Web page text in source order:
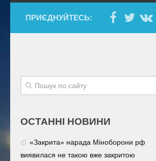
ПРИЄДНУЙТЕСЬ:
ОСТАННІ НОВИНИ
«Закрита» нарада Міноборони рф
виявилася не такою вже закритою